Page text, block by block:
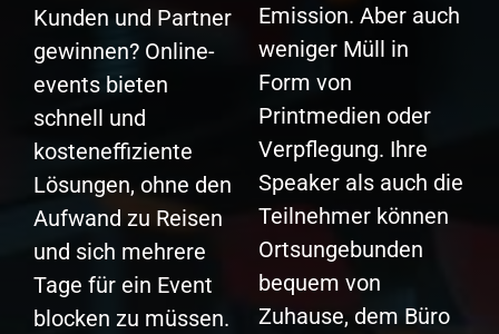
Kunden und Partner
gewinnen? Online-
events bieten
schnell und
kosteneffiziente
Lösungen, ohne den
Aufwand zu Reisen
und sich mehrere
Tage für ein Event
blocken zu müssen.
Emission. Aber auch
weniger Müll in
Form von
Printmedien oder
Verpflegung. Ihre
Speaker als auch die
Teilnehmer können
Ortsungebunden
bequem von
Zuhause, dem Büro